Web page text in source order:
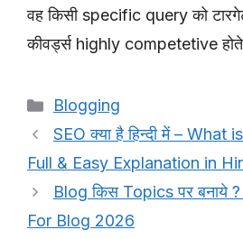
वह किसी specific query को
कीवर्ड्स highly competetive
Categories
Blogging
SEO क्या है हिन्दी में – What
Full & Easy Explanation in
Blog किस Topics पर बनाये
For Blog 2026